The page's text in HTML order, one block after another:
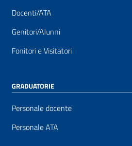
Docenti/ATA
Genitori/Alunni
Fonitori e Visitatori
GRADUATORIE
Personale docente
Personale ATA